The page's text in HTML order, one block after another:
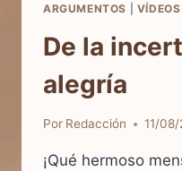
ARGUMENTOS VÍDEOS
De la
alegría
Por Redacción 11/
¡Qué hermoso